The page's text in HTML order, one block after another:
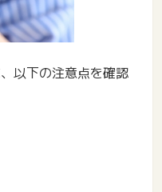
以下の注意点を確認